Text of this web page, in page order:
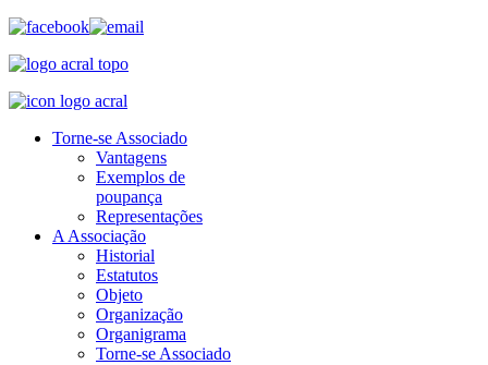
Torne-se Associado
Vantagens
Exemplos de
poupança
Representações
A Associação
Historial
Estatutos
Objeto
Organização
Organigrama
Torne-se Associado